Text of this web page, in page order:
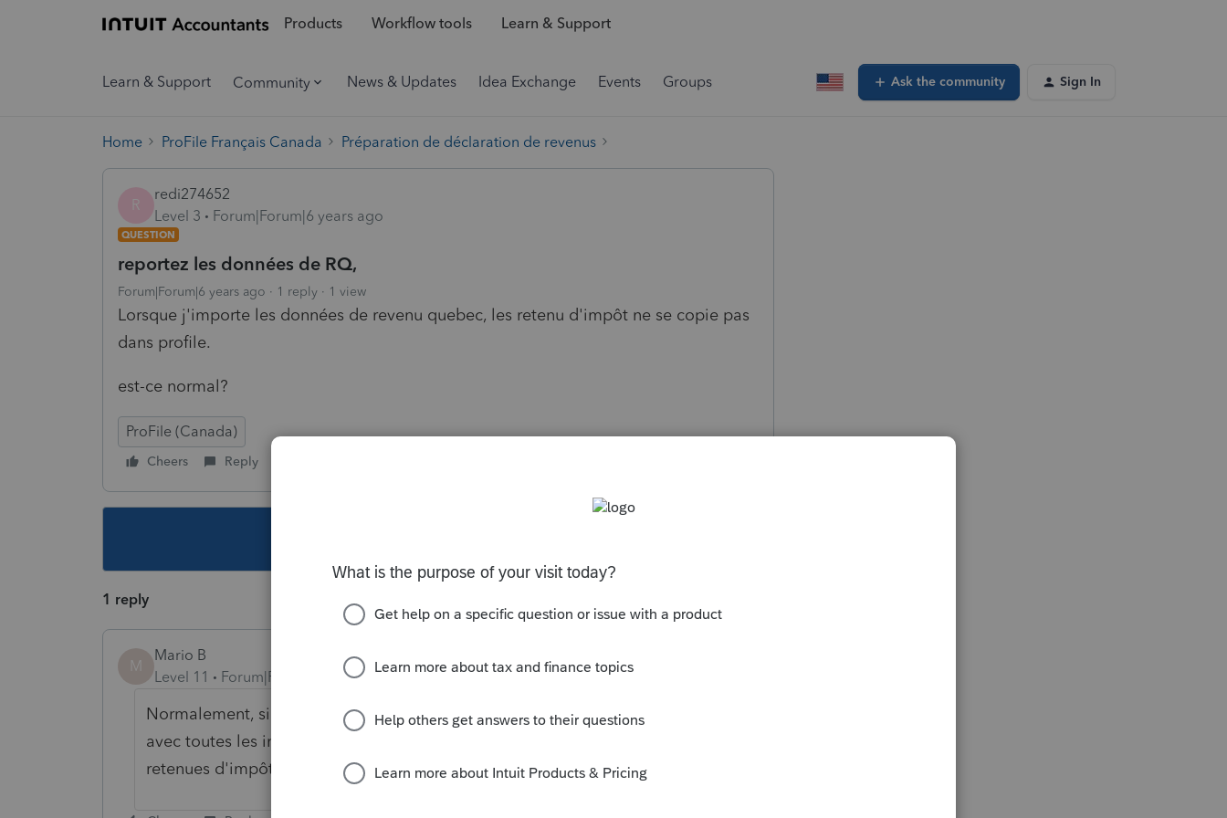
Products Workflow tools Learn & Support
Learn & Support Community News & Updates Idea Exchange Events Groups Ask the community Sign In
Home ProFile Français Canada Préparation de déclaration de revenus
R
redi274652
Level 3
Forum|Forum|6 years ago
QUESTION
reportez les données de RQ,
Forum|Forum|6 years ago 1 reply 1 view
Lorsque j'importe les données de revenu quebec, les retenu d'impôt ne se copie pas
dans profile.
est-ce normal?
ProFile (Canada)
Cheers Reply
1 reply
M
Mario B
Level 11
Forum|Forum|6 years ago
Normalement, si tout fonctionne bien, vous devriez voir un nouveau relevé
avec toutes les information dont RQ dispose, es ce que vous voyez les
retenues d'impôt sur le site de RQ ?